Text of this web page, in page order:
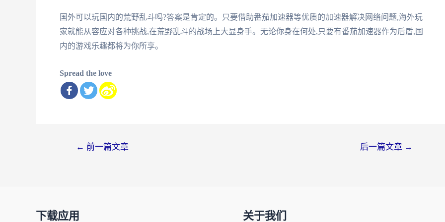
国外可以玩国内的荒野乱斗吗?答案是肯定的。只要借助番茄加速器等优质的加速器解决网络问题,海外玩
家就能从容应对各种挑战,在荒野乱斗的战场上大显身手。无论你身在何处,只要有番茄加速器作为后盾,国
内的游戏乐趣都将为你所享。
Spread the love
← 前一篇文章 后一篇文章 →
下载应用 关于我们